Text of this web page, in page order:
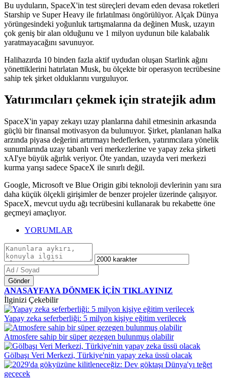
Bu uyduların, SpaceX'in test süreçleri devam eden devasa roketleri
Starship ve Super Heavy ile fırlatılması öngörülüyor. Alçak Dünya
yörüngesindeki yoğunluk tartışmalarına da değinen Musk, uzayın
çok geniş bir alan olduğunu ve 1 milyon uydunun bile kalabalık
yaratmayacağını savunuyor.
Halihazırda 10 binden fazla aktif uydudan oluşan Starlink ağını
yönettiklerini hatırlatan Musk, bu ölçekte bir operasyon tecrübesine
sahip tek şirket olduklarını vurguluyor.
Yatırımcıları çekmek için stratejik adım
SpaceX'in yapay zekayı uzay planlarına dahil etmesinin arkasında
güçlü bir finansal motivasyon da bulunuyor. Şirket, planlanan halka
arzında piyasa değerini artırmayı hedeflerken, yatırımcılara yönelik
sunumlarında uzay tabanlı veri merkezlerine ve yapay zeka şirketi
xAI'ye büyük ağırlık veriyor. Öte yandan, uzayda veri merkezi
kurma yarışı sadece SpaceX ile sınırlı değil.
Google, Microsoft ve Blue Origin gibi teknoloji devlerinin yanı sıra
daha küçük ölçekli girişimler de benzer projeler üzerinde çalışıyor.
SpaceX, mevcut uydu ağı tecrübesini kullanarak bu rekabette öne
geçmeyi amaçlıyor.
YORUMLAR
Gönder
ANASAYFAYA DÖNMEK İÇİN TIKLAYINIZ
İlginizi Çekebilir
Yapay zeka seferberliği: 5 milyon kişiye eğitim verilecek
Atmosfere sahip bir süper gezegen bulunmuş olabilir
Gölbaşı Veri Merkezi, Türkiye'nin yapay zeka üssü olacak